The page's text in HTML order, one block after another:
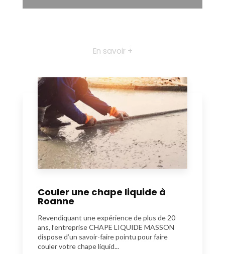
En savoir +
Couler une chape liquide à
Roanne
Revendiquant une expérience de plus de 20
ans, l’entreprise CHAPE LIQUIDE MASSON
dispose d’un savoir-faire pointu pour faire
couler votre chape liquid...